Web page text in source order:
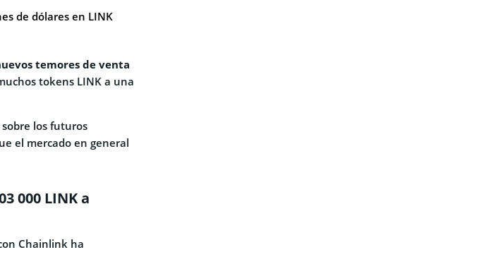
de dólares en LINK
temores de venta
tokens LINK a una
los futuros
el mercado en general
000 LINK a
Chainlink ha